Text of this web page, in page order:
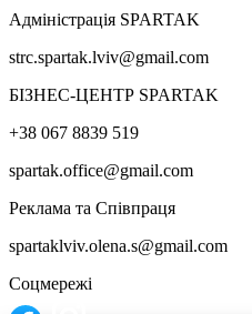
Адміністрація SPARTAK
strc.spartak.lviv@gmail.com
БІЗНЕС-ЦЕНТР SPARTAK
+38 067 8839 519
spartak.office@gmail.com
Реклама та Співпраця
spartaklviv.olena.s@gmail.com
Соцмережі